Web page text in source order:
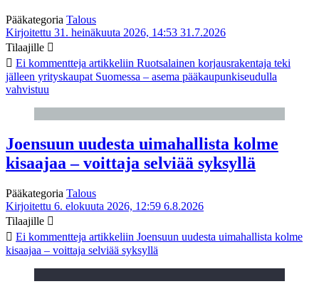
Pääkategoria Talous
Kirjoitettu 31. heinäkuuta 2026, 14:53 31.7.2026
Tilaajille
Ei kommentteja artikkeliin Ruotsalainen korjausrakentaja teki
jälleen yrityskaupat Suomessa – asema pääkaupunkiseudulla
vahvistuu
Joensuun uudesta uimahallista kolme
kisaajaa – voittaja selviää syksyllä
Pääkategoria Talous
Kirjoitettu 6. elokuuta 2026, 12:59 6.8.2026
Tilaajille
Ei kommentteja artikkeliin Joensuun uudesta uimahallista kolme
kisaajaa – voittaja selviää syksyllä